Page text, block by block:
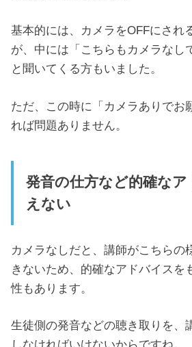
基本的には、カメラをOFFにされ
が、中には「こちらもカメラなし
と聞いてくる方もいました。
ただ、この時に「カメラありでお
れば問題ありません。
発音の仕方など的確な
えない
カメラなしだと、講師がこちらの
きないため、的確なアドバイスを
性もあります。
生徒側の発音などの聴き取りを、
しなければいけないからですね。